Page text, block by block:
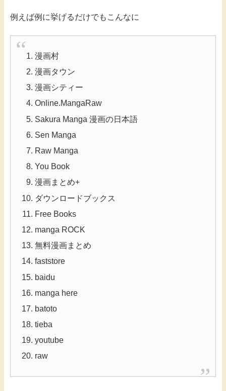
例えば例に挙げるだけでもこんなに
漫画村
漫画タウン
漫画シティー
Online.MangaRaw
Sakura Manga 漫画の日本語
Sen Manga
Raw Manga
You Book
漫画まとめ+
ダウンロードブックス
Free Books
manga ROCK
無料漫画まとめ
faststore
baidu
manga here
batoto
tieba
youtube
raw